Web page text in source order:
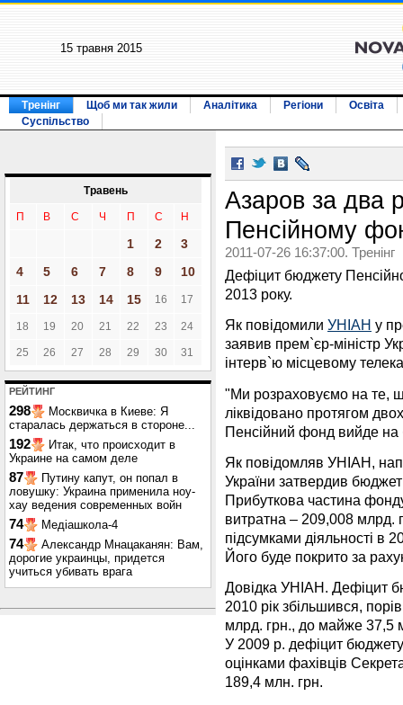
15 травня 2015
Тренінг Щоб ми так жили Аналітика Регіони
Освіта
Суспільство
Травень
П В С Ч П С Н
1 2
3
4
5 6 7 8 9
10
11
12 13 14 15 16 17
18 19 20 21 22 23 24
25 26 27 28 29 30 31
РЕЙТИНГ
298
Москвичка в Киеве: Я
старалась держаться в стороне...
192
Итак, что происходит в
Украине на самом деле
87
Путину капут, он попал в
ловушку: Украина применила ноу-
хау ведения современных войн
74 Медіашкола-4
74
Александр Мнацаканян: Вам,
дорогие украинцы, придется
учиться убивать врага
Азаров за два
Пенсійному
2011-07-26 16:37:00. Тренінг
Дефіцит бюджету
2013 року.
Як повідомили УНІАН у
заявив прем`єр-міністр
інтерв`ю місцевому
"Ми розраховуємо на те,
ліквідовано протягом
Пенсійний фонд вийде на
Як повідомляв УНІАН,
України затвердив
Прибуткова частина
витратна – 209,008 млрд.
підсумками діяльності в
Його буде покрито за
Довідка УНІАН. Дефіцит
2010 рік збільшився,
млрд. грн., до майже 37,5
У 2009 р. дефіцит
оцінками фахівців
189,4 млн. грн.